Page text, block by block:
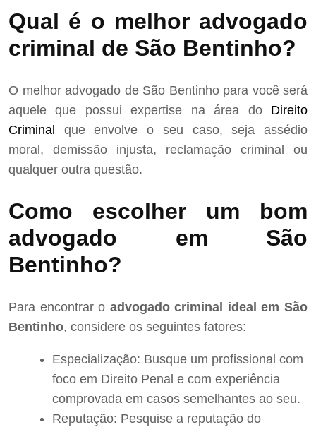
Qual é o melhor advogado
criminal de São Bentinho?
O melhor advogado de São Bentinho para você será
aquele que possui expertise na área do Direito
Criminal que envolve o seu caso, seja assédio
moral, demissão injusta, reclamação criminal ou
qualquer outra questão.
Como escolher um bom
advogado em São
Bentinho?
Para encontrar o advogado criminal ideal em São
Bentinho, considere os seguintes fatores:
Especialização: Busque um profissional com
foco em Direito Penal e com experiência
comprovada em casos semelhantes ao seu.
Reputação: Pesquise a reputação do